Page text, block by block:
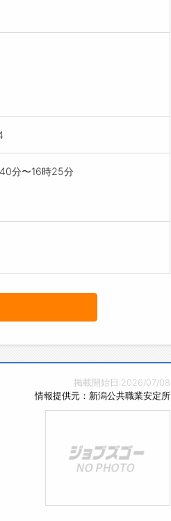
国家試験による免許
合格の場合は,採用を
を問わない)を受けた
受ける意思がある者を
分〜16時25分
掲載開始日:2026/07/08
情報提供元：新潟公共職業安定所